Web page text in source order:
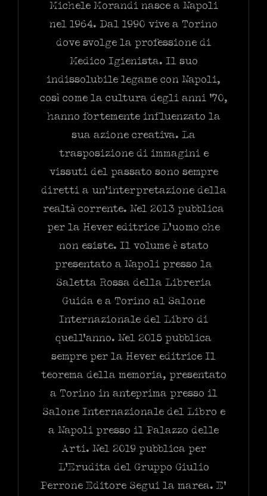
Michele Morandi nasce a Napoli
nel 1964. Dal 1990 vive a Torino
dove svolge la professione di
Medico Igienista. Il suo
indissolubile legame con Napoli,
così come la cultura degli anni ’70,
hanno fortemente influenzato la
sua azione creativa. La
trasposizione di immagini e
vissuti del passato sono sempre
diretti a un’interpretazione della
realtà corrente. Nel 2013 pubblica
per la Hever editrice L’uomo che
non esiste. Il volume è stato
presentato a Napoli presso la
Saletta Rossa della Libreria
Guida e a Torino al Salone
Internazionale del Libro di
quell’anno. Nel 2015 pubblica
sempre per la Hever editrice Il
teorema della memoria, presentato
a Torino in anteprima presso il
Salone Internazionale del Libro e
a Napoli presso il Palazzo delle
Arti. Nel 2019 pubblica per
L’Erudita del Gruppo Giulio
Perrone Editore Segui la marea. E’